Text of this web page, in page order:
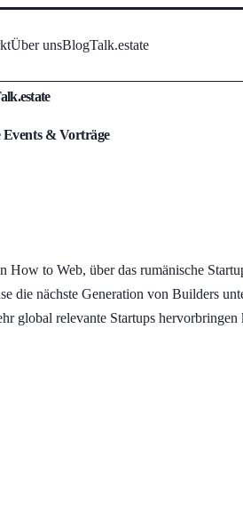
Über unsBlogTalk.estate
Events & Vorträge
to Web, über das rumänische
nächste Generation von Builders
global relevante Startups hervorbringen